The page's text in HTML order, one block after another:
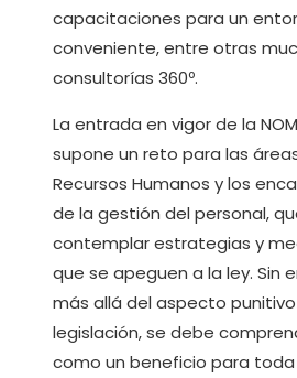
capacitaciones para un
conveniente, entre otras
consultorías 360º.
La entrada en vigor de la
supone un reto para las
Recursos Humanos y los
de la gestión del personal,
contemplar estrategias y
que se apeguen a la ley. Sin
más allá del aspecto
legislación, se debe
como un beneficio para toda